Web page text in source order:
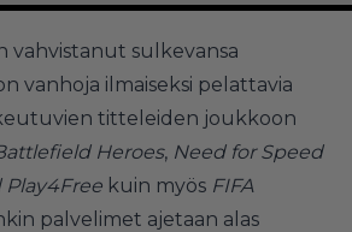
vahvistanut sulkevansa
vanhoja ilmaiseksi pelattavia
titteleiden joukkoon
Heroes, Need for Speed
kuin myös FIFA
palvelimet ajetaan alas